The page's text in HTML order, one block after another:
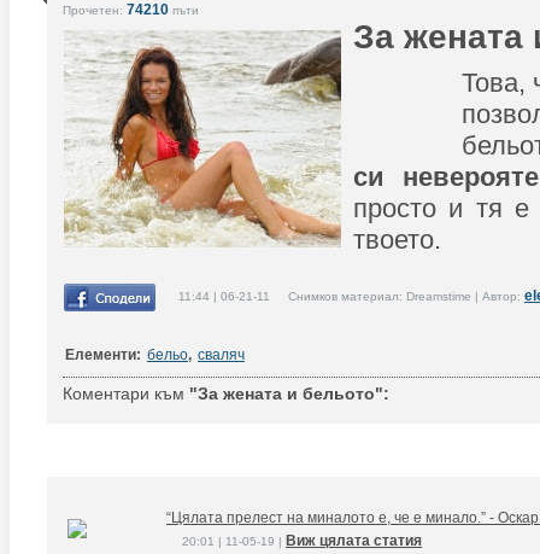
Прочетен: 74210 пъти
За жената
Това,
си
просто и тя
твоето.
11:44 | 06-21-11 Снимков материал: Dreamstime | Автор:
Елементи: бельо, сваляч
Коментари към "За жената и бельото":
“Цялата прелест на миналото е, че е минало.” -
20:01 | 11-05-19 | Виж цялата статия